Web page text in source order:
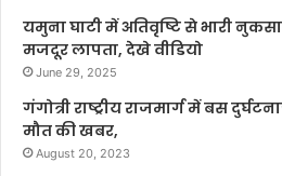
यमुना घाटी में अतिवृष्टि से भारी
मजदूर लापता, देखे वीडियो
June 29, 2025
गंगोत्री राष्ट्रीय राजमार्ग में बस
मौत की खबर,
August 20, 2023